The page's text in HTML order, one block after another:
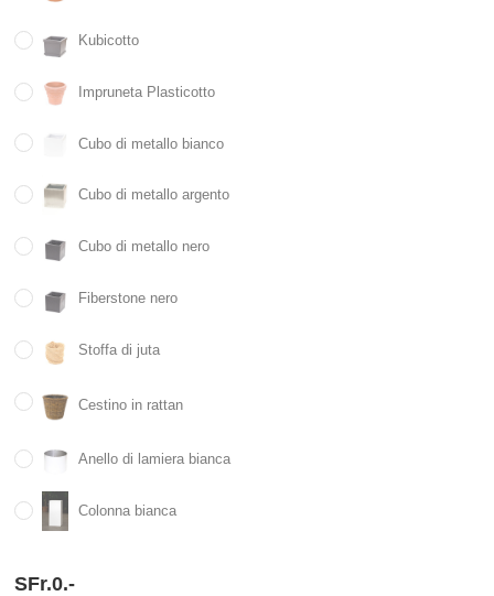
Kubicotto
Impruneta Plasticotto
Cubo di metallo bianco
Cubo di metallo argento
Cubo di metallo nero
Fiberstone nero
Stoffa di juta
Cestino in rattan
Anello di lamiera bianca
Colonna bianca
SFr.0.-